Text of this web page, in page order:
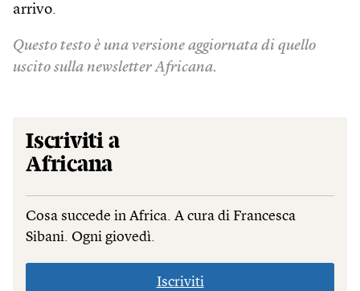
arrivo.
Questo testo è una versione aggiornata di quello
uscito sulla newsletter Africana.
Iscriviti a
Africana
Cosa succede in Africa. A cura di Francesca
Sibani. Ogni giovedì.
Iscriviti